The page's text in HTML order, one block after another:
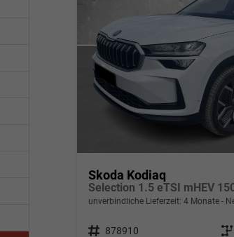
Skoda Kodiaq
Selection 1.5 eTSI mHEV
unverbindliche Lieferzeit: 4 Monate
Fahrzeugnr. 878910 Getriebe